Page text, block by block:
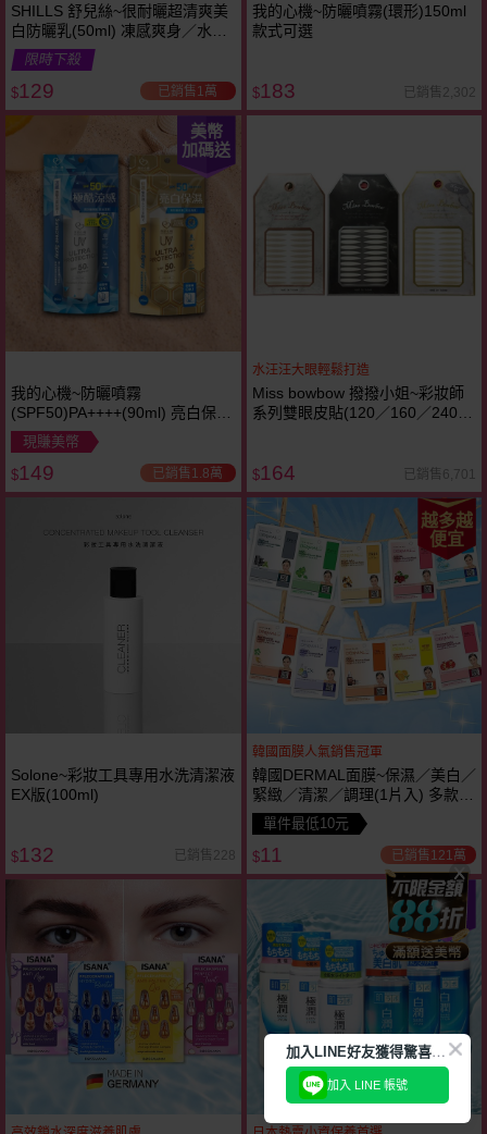
SHILLS 舒兒絲~很耐曬超清爽美
白防曬乳(50ml) 凍感爽身／水感
全護／寶貝溫和 3款可選
限時下殺
$129 已銷售1萬
我的心機~防曬噴霧(環形)150ml
款式可選
$183 已銷售2,302
美幣
加碼送
我的心機~防曬噴霧
(SPF50)PA++++(90ml) 亮白保濕
／香氛涼感 款式可選
現賺美幣
$149 已銷售1.8萬
水汪汪大眼輕鬆打造
Miss bowbow 撥撥小姐~彩妝師
系列雙眼皮貼(120／160／240枚
$164 已銷售6,701
Solone~彩妝工具專用水洗清潔液
EX版(100ml)
$132 已銷售228
越多越
便宜
韓國面膜人氣銷售冠軍
韓國DERMAL面膜~保濕／美白／
緊緻／清潔／調理(1片入) 多款可
選 ~人氣冠軍
單件最低10元
$11 已銷售121萬
瘋殺
29折
加
入LINE好友獲得驚喜折扣!
加入 LINE 帳號